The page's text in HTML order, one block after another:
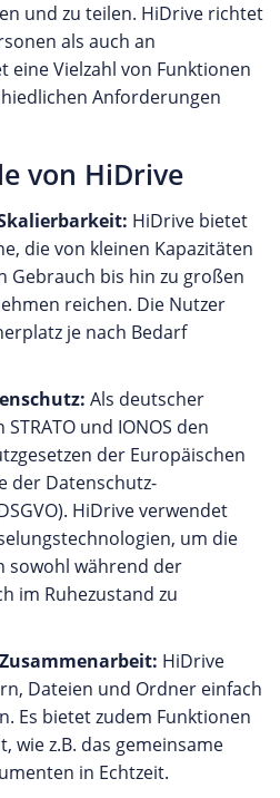
und zu teilen. HiDrive richtet
als auch an
Vielzahl von Funktionen
Anforderungen
von HiDrive
HiDrive bietet
die von kleinen Kapazitäten
Gebrauch bis hin zu großen
reichen. Die Nutzer
je nach Bedarf
Als deutscher
und IONOS den
der Europäischen
der Datenschutz-
HiDrive verwendet
um die
sowohl während der
im Ruhezustand zu
HiDrive
Dateien und Ordner einfach
Es bietet zudem Funktionen
wie z.B. das gemeinsame
in Echtzeit.